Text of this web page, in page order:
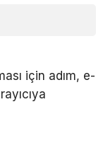
için adım, e-